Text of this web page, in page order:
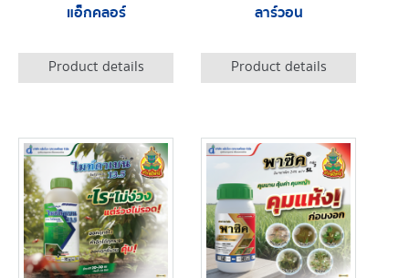
แอ็กคลอร์
Product details
ลาร์วอน
Product details